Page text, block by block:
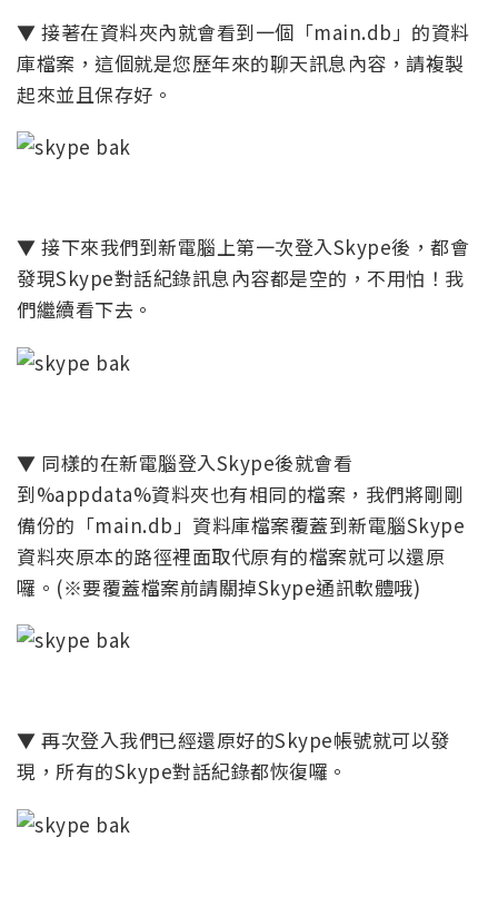
▼ 接著在資料夾內就會看到一個「main.db」的資料
庫檔案，這個就是您歷年來的聊天訊息內容，請複製
起來並且保存好。
▼ 接下來我們到新電腦上第一次登入Skype後，都會
發現Skype對話紀錄訊息內容都是空的，不用怕！我
們繼續看下去。
▼ 同樣的在新電腦登入Skype後就會看
到%appdata%資料夾也有相同的檔案，我們將剛剛
備份的「main.db」資料庫檔案覆蓋到新電腦Skype
資料夾原本的路徑裡面取代原有的檔案就可以還原
囉。(※要覆蓋檔案前請關掉Skype通訊軟體哦)
▼ 再次登入我們已經還原好的Skype帳號就可以發
現，所有的Skype對話紀錄都恢復囉。